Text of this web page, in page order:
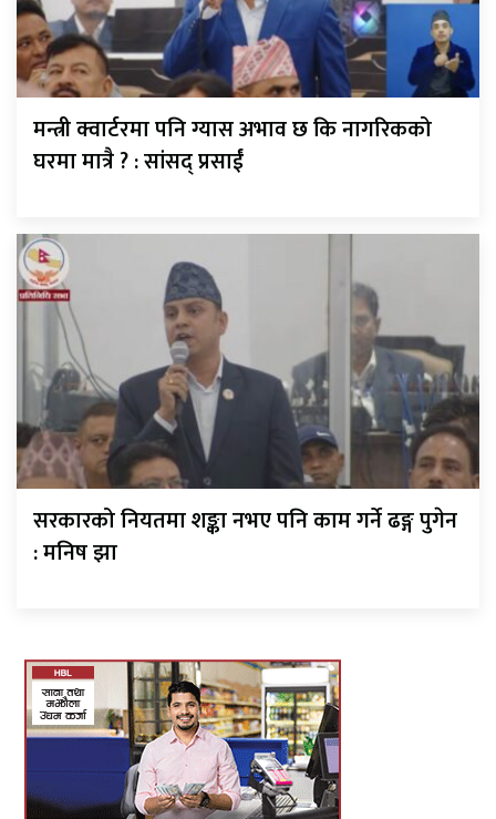
मन्त्री क्वार्टरमा पनि ग्यास अभाव छ कि नागरिकको
घरमा मात्रै ? : सांसद् प्रसाईं
सरकारको नियतमा शङ्का नभए पनि काम गर्ने ढङ्ग पुगेन
: मनिष झा